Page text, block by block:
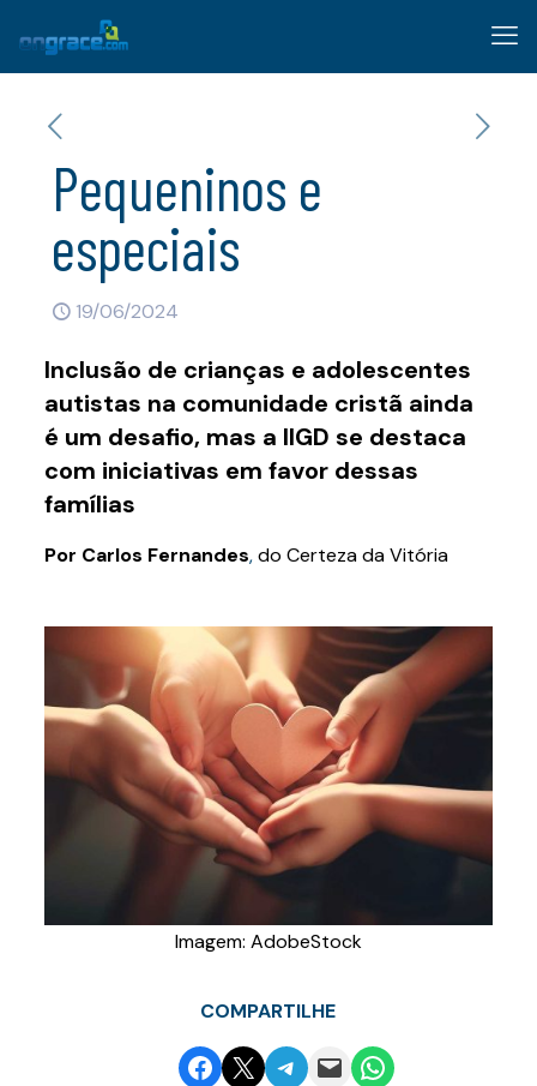
Pequeninos e
especiais
19/06/2024
Inclusão de crianças e adolescentes
autistas na comunidade cristã ainda
é um desafio, mas a IIGD se destaca
com iniciativas em favor dessas
famílias
Por Carlos Fernandes,do Certeza da Vitória
Imagem: AdobeStock
COMPARTILHE
Share on Facebook
Email this PageShare on Telegram
Email this PageShare on WhatsApp